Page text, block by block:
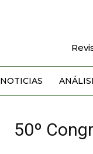
NOTICIAS
50º